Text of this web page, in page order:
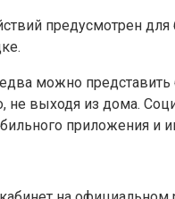
предусмотрен
можно
не выходя из дома.
приложения и